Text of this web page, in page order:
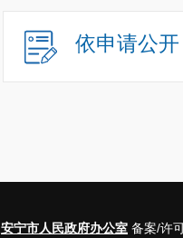
依申请公开
安宁市人民政府办公室 备案/许